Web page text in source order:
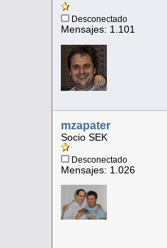
Desconectado
Mensajes: 1.101
mzapater
Socio SEK
Desconectado
Mensajes: 1.026